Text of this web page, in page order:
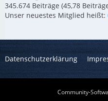
345.674 Beiträge (45,78
Unser neuestes Mitglied heißt:
Datenschutzerklärung
Community-